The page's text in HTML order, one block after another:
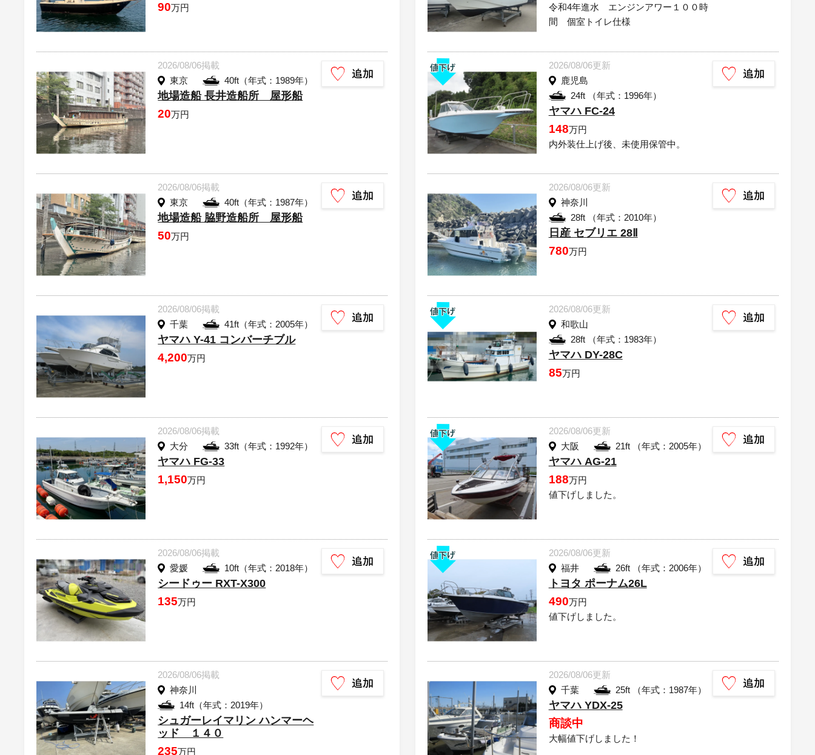
90万円
2026/08/06掲載
東京
40ft（年式：1989年）
地場造船 長井造船所 屋形船
20万円
2026/08/06掲載
東京
40ft（年式：1987年）
地場造船 脇野造船所 屋形船
50万円
2026/08/06掲載
千葉
41ft（年式：2005年）
ヤマハ Y-41 コンバーチブル
4,200万円
2026/08/06掲載
大分
33ft（年式：1992年）
ヤマハ FG-33
1,150万円
2026/08/06掲載
愛媛
10ft（年式：2018年）
シードゥー RXT-X300
135万円
2026/08/06掲載
神奈川
14ft（年式：2019年）
シュガーレイマリン ハンマーヘ
ッド １４０
235万円
令和4年進水 エンジンアワー１００時
間 個室トイレ仕様
2026/08/06更新
鹿児島
24ft （年式：1996年）
ヤマハ FC-24
148万円
内外装仕上げ後、未使用保管中。
2026/08/06更新
神奈川
28ft （年式：2010年）
日産 セブリエ 28Ⅱ
780万円
2026/08/06更新
和歌山
28ft （年式：1983年）
ヤマハ DY-28C
85万円
2026/08/06更新
大阪
21ft （年式：2005年）
ヤマハ AG-21
188万円
値下げしました。
2026/08/06更新
福井
26ft （年式：2006年）
トヨタ ポーナム26L
490万円
値下げしました。
2026/08/06更新
千葉
25ft （年式：1987年）
ヤマハ YDX-25
商談中
大幅値下げしました！